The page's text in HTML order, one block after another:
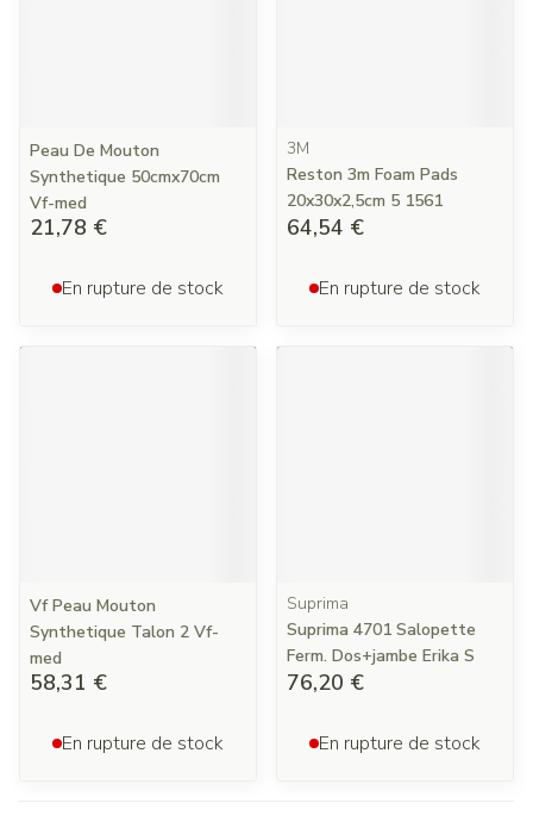
Peau De Mouton
Synthetique 50cmx70cm
Vf-med
21,78 €
En rupture de stock
3M
Reston 3m Foam Pads
20x30x2,5cm 5 1561
64,54 €
En rupture de stock
Vf Peau Mouton
Synthetique Talon 2 Vf-
med
58,31 €
En rupture de stock
Suprima
Suprima 4701 Salopette
Ferm. Dos+jambe Erika S
76,20 €
En rupture de stock